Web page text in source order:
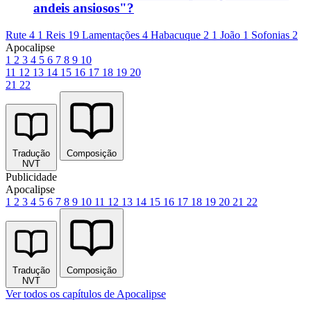
andeis ansiosos"?
Rute 4 1 Reis 19 Lamentações 4 Habacuque 2 1 João 1 Sofonias 2
Apocalipse
1 2 3 4 5 6 7 8 9 10
11 12 13 14 15 16 17 18 19 20
21 22
Tradução
NVT
Composição
Publicidade
Apocalipse
1 2 3 4 5 6 7 8 9 10 11 12 13 14 15 16 17 18 19 20 21 22
Tradução
NVT
Composição
Ver todos os capítulos de Apocalipse